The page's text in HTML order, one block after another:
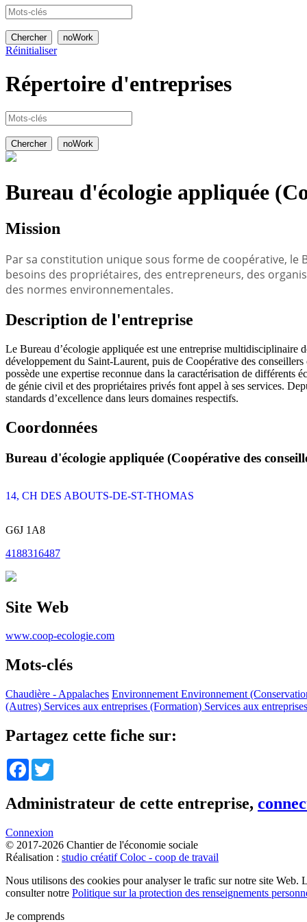
Réinitialiser
Répertoire d'entreprises
Bureau d'écologie appliquée
Mission
Par sa constitution unique sous forme de coopérative, le
besoins des propriétaires, des entrepreneurs, des
des normes environnementales.
Description de l'entreprise
Le Bureau d’écologie appliquée est une entreprise multidisciplinaire
développement du Saint-Laurent, puis de Coopérative des
possède une expertise reconnue dans la caractérisation de différents
de génie civil et des propriétaires privés font appel à ses services.
standards d’excellence dans leurs domaines respectifs.
Coordonnées
Bureau d'écologie appliquée (Coopérative des
14, CH DES ABOUTS-DE-ST-THOMAS
G6J 1A8
4188316487
Site Web
www.coop-ecologie.com
Mots-clés
Chaudière - Appalaches Environnement Environnement
(Autres) Services aux entreprises (Formation) Services aux
Partagez cette fiche sur:
Facebook
Administrateur de cette entreprise,
Connexion
© 2017-2026 Chantier de l'économie sociale
Réalisation : studio créatif Coloc - coop de travail
Nous utilisons des cookies pour analyser le trafic sur notre site Web.
consulter notre Politique sur la protection des renseignements
Je comprends